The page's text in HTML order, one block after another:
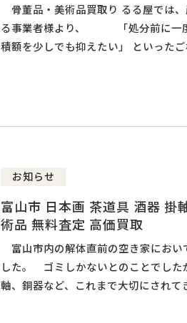
骨董品・美術品買取り るる屋では
る事業者様より、 「処分前に
積額を少しでも抑えたい」 といった
お知らせ
富山市 日本画 茶道具 酒器 掛
術品 無料査定 高価買取
富山市内の解体直前の空き家におい
した。 ゴミしかないとのことでした
軸、銅器など、これまで大切にされ